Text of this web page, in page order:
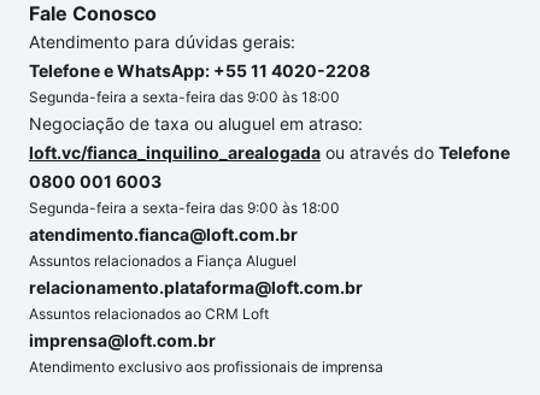
Fale Conosco
Atendimento para dúvidas gerais:
Telefone e WhatsApp: +55 11 4020-2208
Segunda-feira a sexta-feira das 9:00 às 18:00
Negociação de taxa ou aluguel em atraso:
loft.vc/fianca_inquilino_arealogada ou através do Telefone
0800 001 6003
Segunda-feira a sexta-feira das 9:00 às 18:00
atendimento.fianca@loft.com.br
Assuntos relacionados a Fiança Aluguel
relacionamento.plataforma@loft.com.br
Assuntos relacionados ao CRM Loft
imprensa@loft.com.br
Atendimento exclusivo aos profissionais de imprensa